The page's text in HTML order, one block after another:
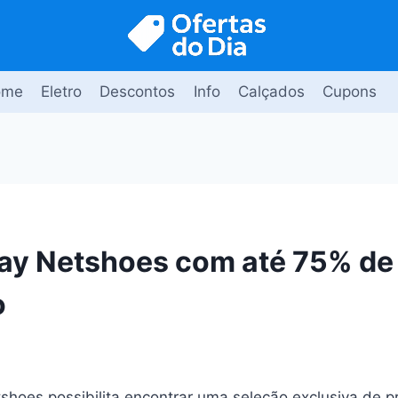
Eletro Descontos Info Calçados Cupons
Netshoes com até 75% de